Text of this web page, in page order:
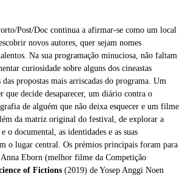
Post/Doc continua a afirmar-se como um local
novos autores, quer sejam nomes
Na sua programação minuciosa, não faltam
curiosidade sobre alguns dos cineastas
das propostas mais arriscadas do programa. Um
que decide desaparecer, um diário contra o
de alguém que não deixa esquecer e um filme
da matriz original do festival, de explorar a
o documental, as identidades e as suas
o lugar central. Os prémios principais foram para
Eborn (melhor filme da Competição
of Fictions (2019) de Yosep Anggi Noen